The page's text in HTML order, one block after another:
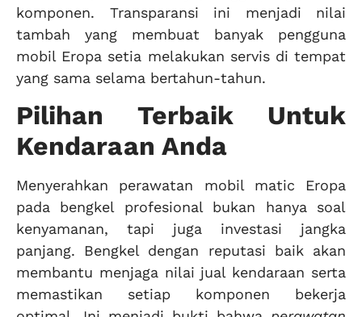
komponen. Transparansi ini menjadi nilai
tambah yang membuat banyak pengguna
mobil Eropa setia melakukan servis di tempat
yang sama selama bertahun-tahun.
Pilihan Terbaik Untuk
Kendaraan Anda
Menyerahkan perawatan mobil matic Eropa
pada bengkel profesional bukan hanya soal
kenyamanan, tapi juga investasi jangka
panjang. Bengkel dengan reputasi baik akan
membantu menjaga nilai jual kendaraan serta
memastikan setiap komponen bekerja